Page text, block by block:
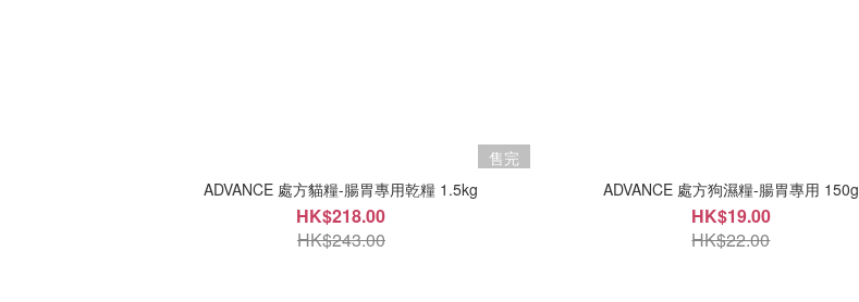
售完
ADVANCE 處方貓糧-腸胃專用乾糧 1.5kg
HK$218.00
HK$243.00
ADVANCE 處方狗濕糧-腸胃專用 150g
HK$19.00
HK$22.00